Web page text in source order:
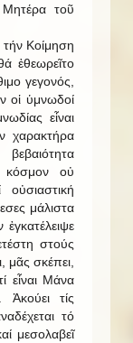
Μητέρα τοῦ
τήν Κοίμηση
ἐθεωρεῖτο
γεγονός,
οἱ ὑμνωδοί
εἶναι
χαρακτήρα
κόσμον οὐ
μάλιστα
στούς
μᾶς σκέπει,
εἶναι Μάνα
τίς
τό
μεσολαβεῖ